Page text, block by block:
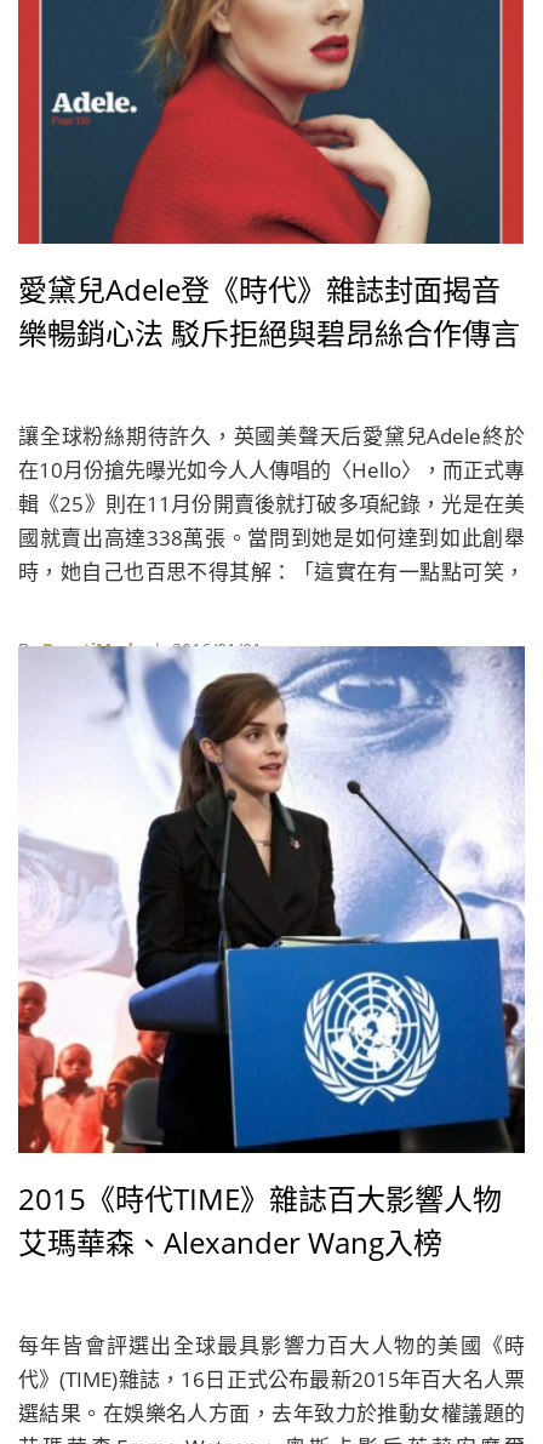
愛黛兒Adele登《時代》雜誌封面揭音
樂暢銷心法 駁斥拒絕與碧昂絲合作傳言
讓全球粉絲期待許久，英國美聲天后愛黛兒Adele終於
在10月份搶先曝光如今人人傳唱的〈Hello〉，而正式專
輯《25》則在11月份開賣後就打破多項紀錄，光是在美
國就賣出高達338萬張。當問到她是如何達到如此創舉
時，她自己也百思不得其解：「這實在有一點點可笑，
國人們認為我跟英國女王有點關係，畢竟他們對皇室的
事情都很感興趣。」
ByBeautiMode| 2016/01/01
2015《時代TIME》雜誌百大影響人物
艾瑪華森、Alexander Wang入榜
每年皆會評選出全球最具影響力百大人物的美國《時
代》(TIME)雜誌，16日正式公布最新2015年百大名人票
選結果。在娛樂名人方面，去年致力於推動女權議題的